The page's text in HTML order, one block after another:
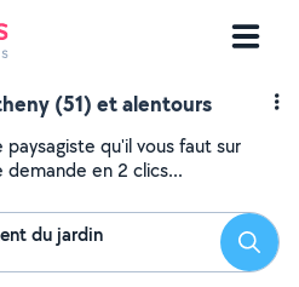
(51) et alentours
qu'il vous faut sur
demande en 2 clics...
du jardin